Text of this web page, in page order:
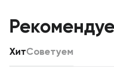
ХитСоветуем